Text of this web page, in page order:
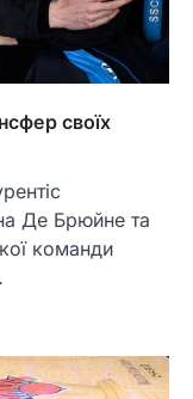
своїх
Де Брюйне та
команди